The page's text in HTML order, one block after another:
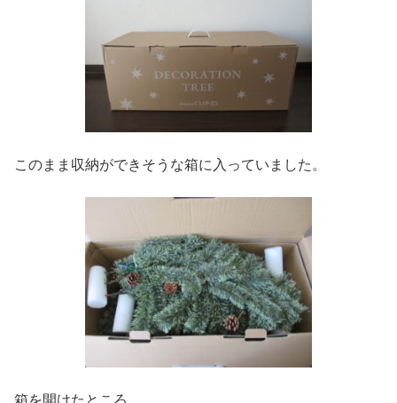
このまま収納ができそうな箱に入っていました。
箱を開けたところ。